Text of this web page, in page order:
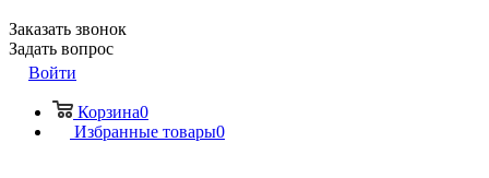
Заказать звонок
Задать вопрос
Войти
Корзина0
Избранные товары0